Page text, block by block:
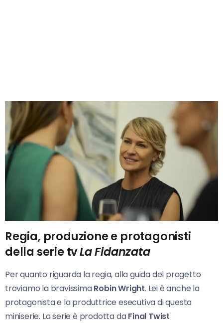
Regia, produzione e protagonisti
della serie tvLa Fidanzata
Per quanto riguarda la regia, alla guida del progetto
troviamo la bravissimaRobin Wright. Lei è anche la
protagonista e la produttrice esecutiva di questa
miniserie. La serie è prodotta daFinal Twist